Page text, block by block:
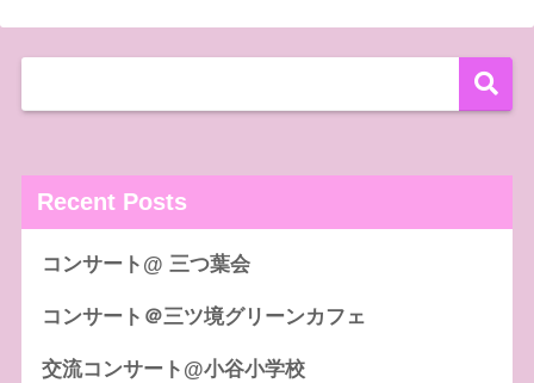
Recent Posts
コンサート@ 三つ葉会
コンサート＠三ツ境グリーンカフェ
交流コンサート@小谷小学校